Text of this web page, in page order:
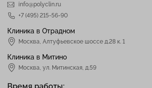
info@polyclin.ru
+7 (495) 215-56-90
Клиника в Отрадном
Москва, Алтуфьевское шоссе д.28 к. 1
Клиника в Митино
Москва, ул. Митинская, д.59